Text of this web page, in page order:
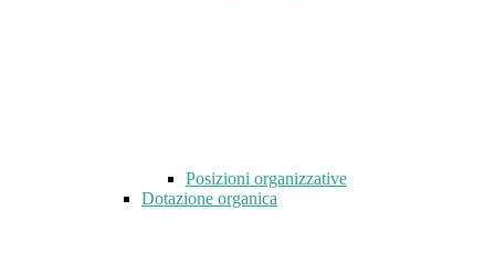
Posizioni organizzative
Dotazione organica